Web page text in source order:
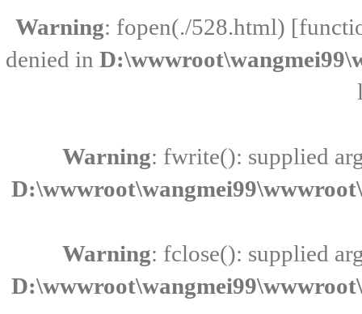
Warning: fopen(./528.html) [
denied in
Warning: fwrite(): supplied
Warning: fclose(): supplied